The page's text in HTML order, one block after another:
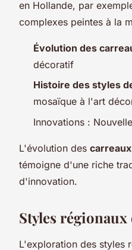
en Hollande, par
complexes peintes à la
Évolution des
décoratif
Histoire des styles
mosaïque à l'art
Innovations :
L'évolution des carreaux
témoigne d'une riche
d'innovation.
Styles régionaux
L'exploration des styles